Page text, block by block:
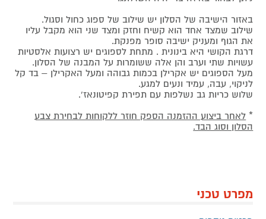
באזור הישיבה של הסלון יש שילוב של ספוג כחול וסגול.
שילוב שמצד אחד הוא קשיח וחזק ומצד שני הוא מקבל עליו
את הגוף ומעניק ישיבה סופר מפנקת.
דרגת הקושי היא בינונית . מתחת לספוגים יש רצועות אלסטיות
עשויות שתי וערב והן אלה ששומרות על המבנה של הסלון.
מעל הספוגים יש אקרילן בכמות גבוהה ומעל האקרילן – בד קל
לניקוי, עבה, עמיד ונעים למגע.
שלוש כריות גב נשלפות עם תפירת קפיטונאז’.
* לאחר ביצוע ההזמנה הספק חוזר ללקוחות לבחירת צבע
הסלון וסוג הבד.
מפרט טכני